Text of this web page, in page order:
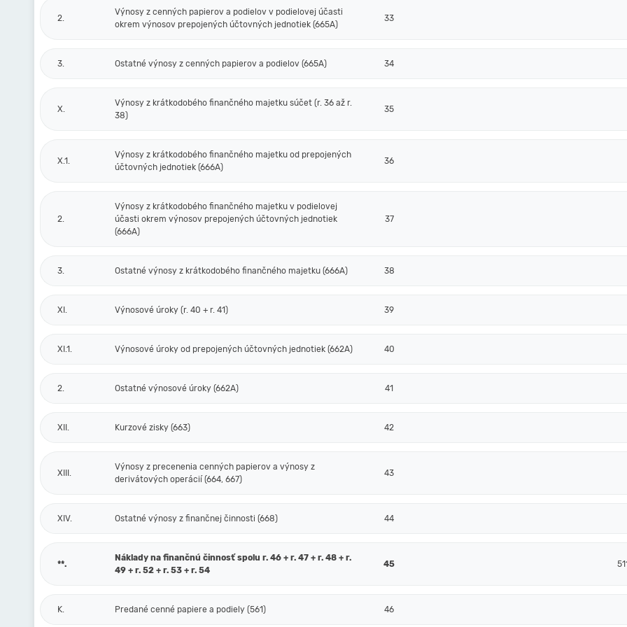
2.
Výnosy z cenných papierov a podielov v podielovej účasti
okrem výnosov prepojených účtovných jednotiek (665A)
33
3. Ostatné výnosy z cenných papierov a podielov (665A) 34
X.
Výnosy z krátkodobého finančného majetku súčet (r. 36 až r.
38)
35
X.1.
Výnosy z krátkodobého finančného majetku od prepojených
účtovných jednotiek (666A)
36
2.
Výnosy z krátkodobého finančného majetku v podielovej
účasti okrem výnosov prepojených účtovných jednotiek
(666A)
37
3. Ostatné výnosy z krátkodobého finančného majetku (666A) 38
XI. Výnosové úroky (r. 40 + r. 41) 39
XI.1. Výnosové úroky od prepojených účtovných jednotiek (662A) 40
2. Ostatné výnosové úroky (662A) 41
XII. Kurzové zisky (663) 42
XIII.
Výnosy z precenenia cenných papierov a výnosy z
derivátových operácií (664, 667)
43
XIV. Ostatné výnosy z finančnej činnosti (668) 44
**.
Náklady na finančnú činnosť spolu r. 46 + r. 47 + r. 48 + r.
49 + r. 52 + r. 53 + r. 54
45
K. Predané cenné papiere a podiely (561) 46